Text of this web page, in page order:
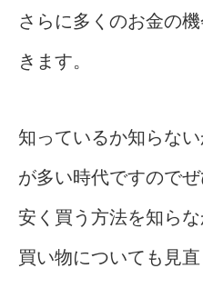
さらに多くのお金の
きます。
知っているか知らな
が多い時代ですので
安く買う方法を知ら
買い物についても見直